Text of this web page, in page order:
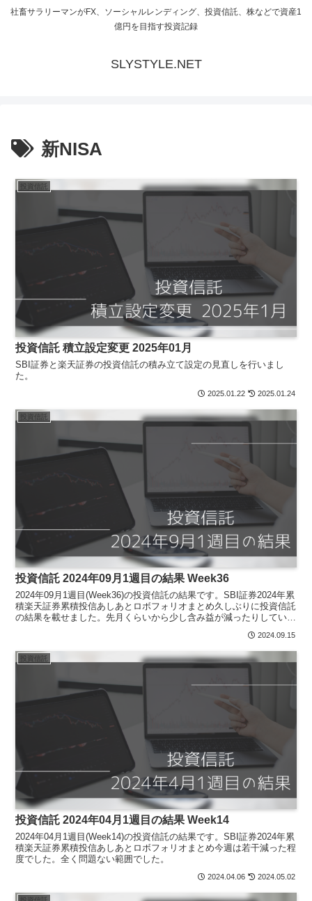
社畜サラリーマンがFX、ソーシャルレンディング、投資信託、株などで資産1
億円を目指す投資記録
SLYSTYLE.NET
新NISA
投資信託
投資信託 積立設定変更 2025年01月
SBI証券と楽天証券の投資信託の積み立て設定の見直しを行いまし
た。
2025.01.22 2025.01.24
投資信託
投資信託 2024年09月1週目の結果 Week36
2024年09月1週目(Week36)の投資信託の結果です。SBI証券2024年累
積楽天証券累積投信あしあとロボフォリオまとめ久しぶりに投資信託
の結果を載せました。先月くらいから少し含み益が減ったりしている
2024.09.15
投資信託
投資信託 2024年04月1週目の結果 Week14
2024年04月1週目(Week14)の投資信託の結果です。SBI証券2024年累
積楽天証券累積投信あしあとロボフォリオまとめ今週は若干減った程
度でした。全く問題ない範囲でした。
2024.04.06 2024.05.02